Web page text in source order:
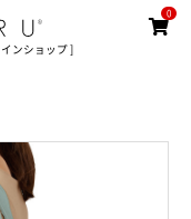
インショップ ]
0